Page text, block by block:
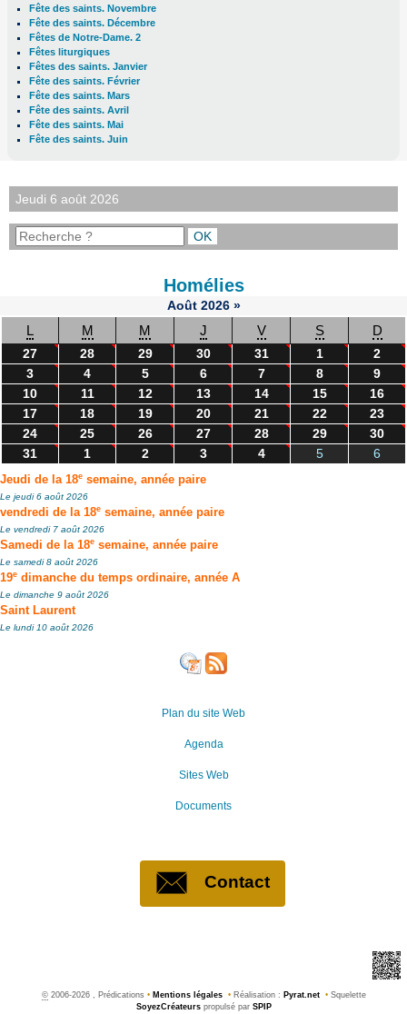
Fête des saints. Novembre
Fête des saints. Décembre
Fêtes de Notre-Dame. 2
Fêtes liturgiques
Fêtes des saints. Janvier
Fête des saints. Février
Fête des saints. Mars
Fête des saints. Avril
Fête des saints. Mai
Fête des saints. Juin
Jeudi 6 août 2026
Homélies
Août 2026 »
L M M J V S D
27 28 29 30 31 1
2
3
4 5 6 7 8
9
10
11 12 13 14 15
16
17
18 19 20 21 22
23
24
25 26 27 28 29
30
31
1 2 3 4 5 6
Jeudi de la 18e semaine, année paire
Le jeudi 6 août 2026
vendredi de la 18e semaine, année paire
Le vendredi 7 août 2026
Samedi de la 18e semaine, année paire
Le samedi 8 août 2026
19e dimanche du temps ordinaire, année A
Le dimanche 9 août 2026
Saint Laurent
Le lundi 10 août 2026
Plan du site Web
Agenda
Sites Web
Documents
Contact
©2006-2026 , Prédications • Mentions légales • Réalisation : Pyrat.net •Squelette
SoyezCréateurspropulsé par SPIP